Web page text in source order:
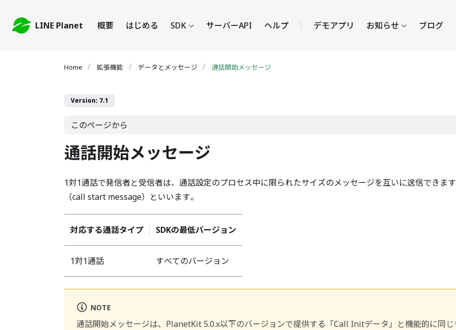
LINE Planet 概要 はじめる SDK サーバーAPI ヘルプ デモアプリ お知らせ ブログ
拡張機能 データとメッセージ 通話開始メッセージ
Version: 7.1
このページから
通話開始メッセージ
1対1通話で発信者と受信者は、通話設定のプロセス中に限られたサイズのメッセージを互いに送信できま
（call start message）といいます。
対応する通話タイプ SDKの最低バージョン
1対1通話 すべてのバージョン
NOTE
通話開始メッセージは、PlanetKit 5.0.x以下のバージョンで提供する「Call Initデータ」と機能的に同